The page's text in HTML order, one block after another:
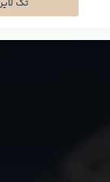
تک